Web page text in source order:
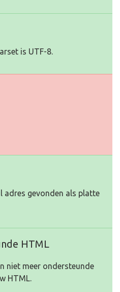
is UTF-8.
adres gevonden als platte
HTML
niet meer ondersteunde
HTML.